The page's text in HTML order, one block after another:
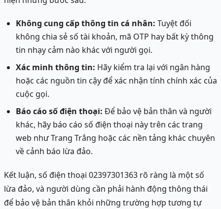
Không cung cấp thông tin cá nhân: Tuyệt đối
không chia sẻ số tài khoản, mã OTP hay bất kỳ thông
tin nhạy cảm nào khác với người gọi.
Xác minh thông tin: Hãy kiểm tra lại với ngân hàng
hoặc các nguồn tin cậy để xác nhận tính chính xác của
cuộc gọi.
Báo cáo số điện thoại: Để bảo vệ bản thân và người
khác, hãy báo cáo số điện thoại này trên các trang
web như Trang Trắng hoặc các nền tảng khác chuyên
về cảnh báo lừa đảo.
Kết luận, số điện thoại 02397301363 rõ ràng là một số
lừa đảo, và người dùng cần phải hành động thông thái
để bảo vệ bản thân khỏi những trường hợp tương tự